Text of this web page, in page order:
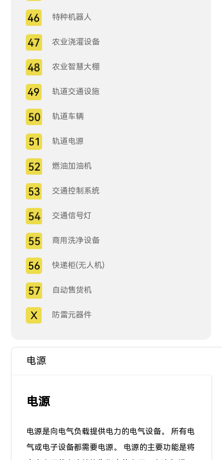
特种机器人
农业浇灌设备
农业智慧大棚
轨道交通设施
轨道车辆
轨道电源
燃油加油机
交通控制系统
交通信号灯
商用洗净设备
快递柜(无人机)
自动售货机
防雷元器件
电源
电源
电源是向电气负载提供电力的电气设备。 所有电
气或电子设备都需要电源。 电源的主要功能是将